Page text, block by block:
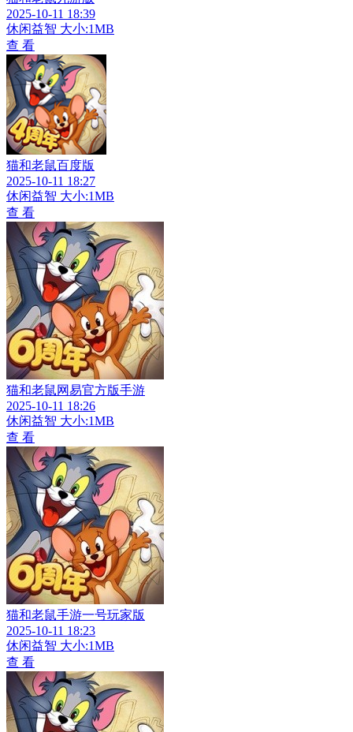
2025-10-11 18:39
休闲益智 大小:1MB
查 看
猫和老鼠百度版
2025-10-11 18:27
休闲益智 大小:1MB
查 看
猫和老鼠网易官方版手游
2025-10-11 18:26
休闲益智 大小:1MB
查 看
猫和老鼠手游一号玩家版
2025-10-11 18:23
休闲益智 大小:1MB
查 看